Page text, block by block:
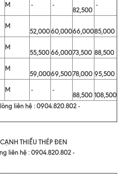
M - -
82,500
-
M
52,00060,00066,00085,000
M
55,50066,00073,500 88,500
M
59,00069,50078,000 95,500
M - -
88,500 108,500
liên hệ : 0904.820.802 -
THIẾU THÉP ĐEN
liên hệ : 0904.820.802 -